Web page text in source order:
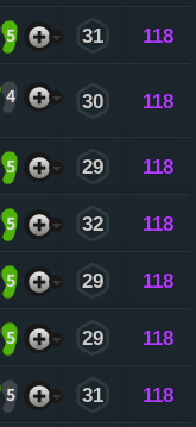
5 31 118
4 30 118
5 29 118
5 32 118
5 29 118
5 29 118
5 31 118